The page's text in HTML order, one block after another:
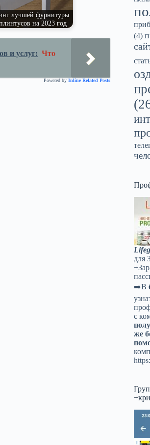
лучшей фурнитуры
на 2023 год
и услуг: Что
Powered by Inline Related Posts
(4)
для
➡️В
с
же